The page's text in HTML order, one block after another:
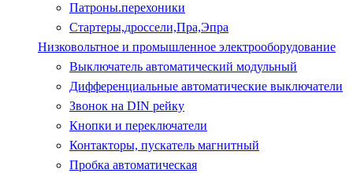
Патроны.перехоники
Стартеры,дроссели,Пра,Эпра
Низковольтное и промышленное электрооборудование
Выключатель автоматический модульный
Дифференциальные автоматические выключатели
Звонок на DIN рейку
Кнопки и переключатели
Контакторы, пускатель магнитный
Пробка автоматическая